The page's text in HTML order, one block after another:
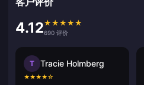
4.12★ ★ ★ ★ ★
690 评价
T Tracie Holmberg
★★★★☆